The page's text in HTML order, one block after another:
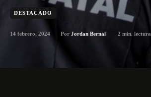
DESTACADO
14 febrero, 2024 Por Jordan Bernal 2 min. lectura